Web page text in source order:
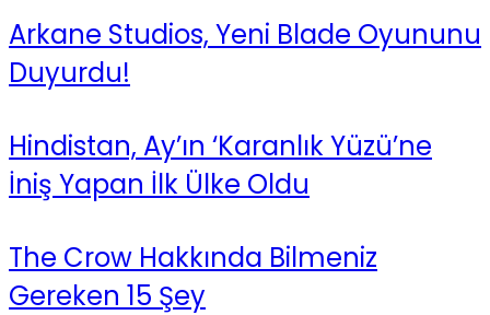
Arkane Studios, Yeni Blade Oyununu
Duyurdu!
Hindistan, Ay’ın ‘Karanlık Yüzü’ne
İniş Yapan İlk Ülke Oldu
The Crow Hakkında Bilmeniz
Gereken 15 Şey